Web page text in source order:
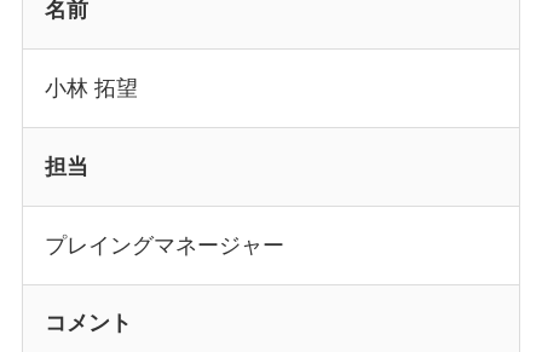
名前
小林 拓望
担当
プレイングマネージャー
コメント